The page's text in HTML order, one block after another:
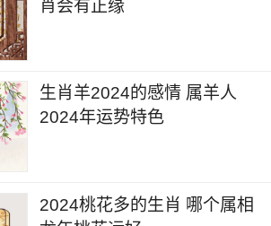
肖会有正缘
生肖羊2024的感情 属羊人
2024年运势特色
2024桃花多的生肖 哪个属相